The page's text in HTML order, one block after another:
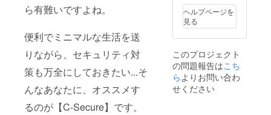
ら有難いですよね。
便利でミニマルな生活を送
りながら、セキュリティ対
策も万全にしておきたい...そ
んなあなたに、オススメす
るのが【C-Secure】です。
ヘルプページを
見る
このプロジェクト
の問題報告はこち
ら よりお問い合わ
せください